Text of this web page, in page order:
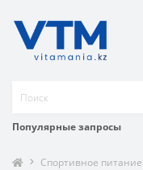
Популярные запросы
Спортивное питание